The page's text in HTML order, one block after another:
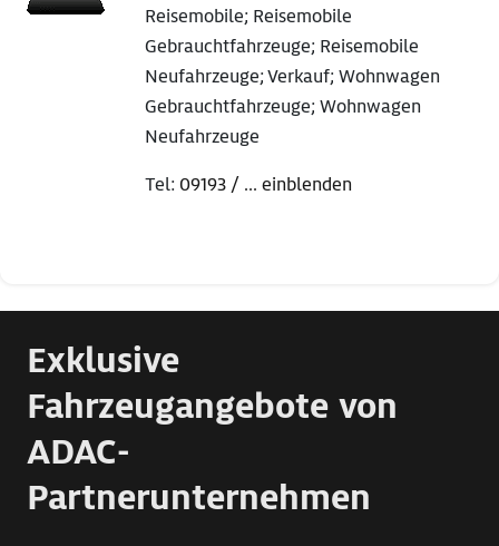
Reisemobile; Reisemobile
Gebrauchtfahrzeuge; Reisemobile
Neufahrzeuge; Verkauf; Wohnwagen
Gebrauchtfahrzeuge; Wohnwagen
Neufahrzeuge
Tel: 09193 / ... einblenden
Exklusive
Fahrzeugangebote von
ADAC-
Partnerunternehmen